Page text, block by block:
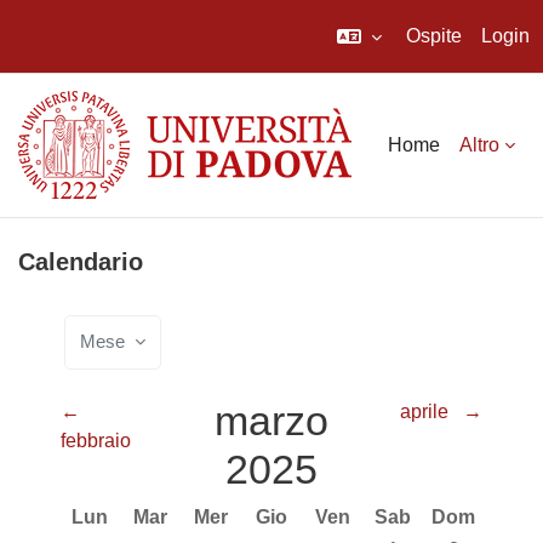
Ospite Login
Home Altro
Calendario
Mese
←
febbraio
marzo
2025
aprile →
Lunedi
Lun Martedì
Mar Mercoledì
Mer Giovedì
Gio Venerdì
Ven Sabato
Sab Domenica
Dom